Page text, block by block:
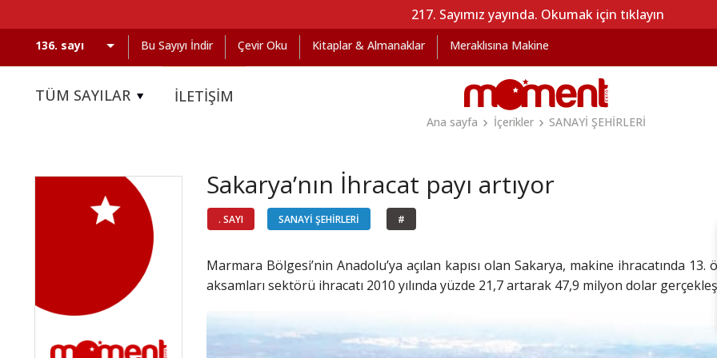
217. Sayımız yayında. Okumak için tıklayın
Bu Sayıyı İndir Çevir Oku Kitaplar & Almanaklar Meraklısına Makine
TÜM SAYILAR İLETİŞİM
Ana sayfa
İçerikler SANAYİ ŞEHİRLERİ
Sakarya’nın İhracat payı artıyor
. SAYI SANAYİ ŞEHİRLERİ #
Marmara Bölgesi’nin Anadolu’ya açılan kapısı olan Sakarya, makine ihracatında
aksamları sektörü ihracatı 2010 yılında yüzde 21,7 artarak 47,9 milyon dolar